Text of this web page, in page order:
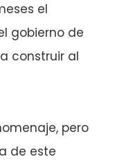
el
gobierno de
construir al
pero
de este